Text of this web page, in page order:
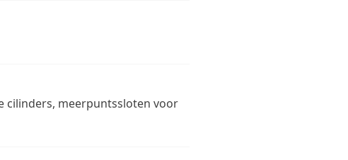
cilinders, meerpuntssloten voor